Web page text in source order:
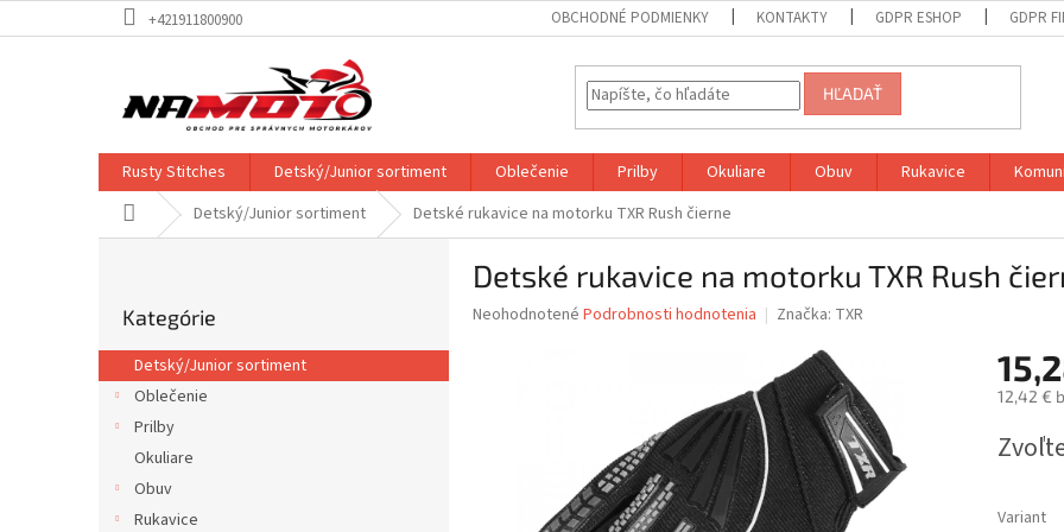
na
+421911800900 OBCHODNÉ PODMIENKY KONTAKTY GDPR ESHOP GDPR
HĽADAŤ
Rusty Stitches Detský/Junior sortiment Oblečenie Prilby Okuliare Obuv Rukavice
DomovDetský/Junior sortiment Detské rukavice na motorku TXR Rush čierne
ý
p
kategórie
Kategórie
Detský/Junior sortiment
Oblečenie
Prilby
Okuliare
Obuv
Rukavice
Detské rukavice na motorku TXR Rush
Priemerné
Neohodnotené Podrobnosti hodnotenia Značka: TXR
12,42 €
cena:
Variant